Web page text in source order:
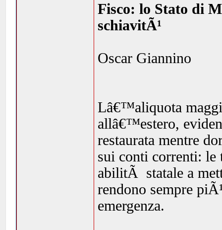
Fisco: lo Stato di
schiavitÃ¹
Oscar Giannino
Lâ€™aliquota
allâ€™estero,
restaurata mentre
sui conti correnti: le
abilitÃ statale a
rendono sempre
emergenza.